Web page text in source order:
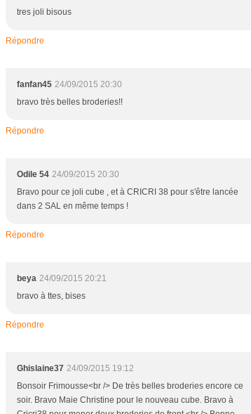
tres joli bisous
Répondre
fanfan45 24/09/2015 20:30
bravo très belles broderies!!
Répondre
Odile 54 24/09/2015 20:30
Bravo pour ce joli cube , et à CRICRI 38 pour s'être lancée
dans 2 SAL en même temps !
Répondre
beya 24/09/2015 20:21
bravo à ttes, bises
Répondre
Ghislaine37 24/09/2015 19:12
Bonsoir Frimousse<br /> De très belles broderies encore ce
soir. Bravo Maie Christine pour le nouveau cube. Bravo à